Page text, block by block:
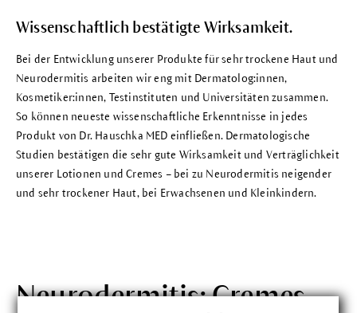
Wissenschaftlich bestätigte Wirksamkeit.
Bei der Entwicklung unserer Produkte für sehr trockene Haut und
Neurodermitis arbeiten wir eng mit Dermatolog:innen,
Kosmetiker:innen, Testinstituten und Universitäten zusammen.
So können neueste wissenschaftliche Erkenntnisse in jedes
Produkt von Dr. Hauschka MED einfließen. Dermatologische
Studien bestätigen die sehr gute Wirksamkeit und Verträglichkeit
unserer Lotionen und Cremes – bei zu Neurodermitis neigender
und sehr trockener Haut, bei Erwachsenen und Kleinkindern.
Neurodermitis: Cremes